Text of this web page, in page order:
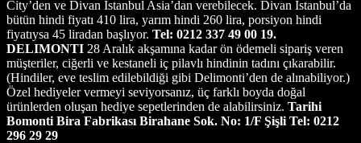
City’den ve Divan İstanbul Asia’dan verebilecek. Divan İstanbul’da
bütün hindi fiyatı 410 lira, yarım hindi 260 lira, porsiyon hindi
fiyatıysa 45 liradan başlıyor. Tel: 0212 337 49 00 19.
DELIMONTI 28 Aralık akşamına kadar ön ödemeli sipariş veren
müşteriler, ciğerli ve kestaneli iç pilavlı hindinin tadını çıkarabilir.
(Hindiler, eve teslim edilebildiği gibi Delimonti’den de alınabiliyor.)
Özel hediyeler vermeyi seviyorsanız, üç farklı boyda doğal
ürünlerden oluşan hediye sepetlerinden de alabilirsiniz. Tarihi
Bomonti Bira Fabrikası Birahane Sok. No: 1/F Şişli Tel: 0212
296 29 29